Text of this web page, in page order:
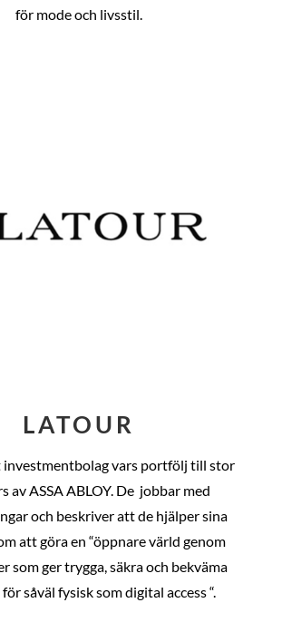
för mode och livsstil.
LATOUR
investmentbolag vars portfölj till stor
av ASSA ABLOY. De jobbar med
och beskriver att de hjälper sina
att göra en “öppnare värld genom
som ger trygga, säkra och bekväma
såväl fysisk som digital access “.